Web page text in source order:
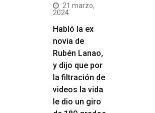
21 marzo,
2024
Habló la ex
novia de
Rubén Lanao,
y dijo que por
la filtración de
videos la vida
le dio un giro